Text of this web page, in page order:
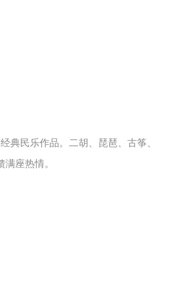
民乐作品。二胡、琵琶、古筝、
座热情。